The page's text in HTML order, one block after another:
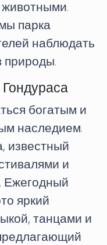
животными.
парка
наблюдать
природы.
Гондураса
богатым и
наследием.
известный
и
Ежегодный
яркий
танцами и